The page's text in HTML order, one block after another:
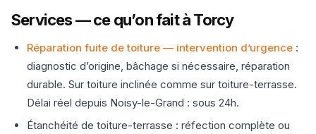
Services — ce qu’on fait à Torcy
Réparation fuite de toiture — intervention d’urgence :
diagnostic d’origine, bâchage si nécessaire, réparation
durable. Sur toiture inclinée comme sur toiture-terrasse.
Délai réel depuis Noisy-le-Grand : sous 24h.
Étanchéité de toiture-terrasse : réfection complète ou